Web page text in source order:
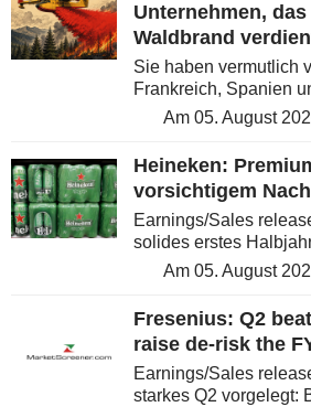
Unternehmen,
Waldbrand
Sie haben vermutlich
Frankreich, Spanien
geschieht:
Wälder und
lange rote Streifen
Am 05. August
Heineken:
vorsichtigem
Earnings/Sales
solides erstes
konsolidierte
Wachstumskurs
operative Ergebnis
als...
Am 05. August
Fresenius: Q2
raise de-risk the
Earnings/Sales
starkes Q2 vorgelegt: